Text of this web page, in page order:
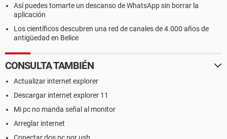
Así puedes tomarte un descanso de WhatsApp sin borrar la
aplicación
Los científicos descubren una red de canales de 4.000 años de
antigüedad en Belice
CONSULTA TAMBIÉN
Actualizar internet explorer
Descargar internet explorer 11
Mi pc no manda señal al monitor
Arreglar internet